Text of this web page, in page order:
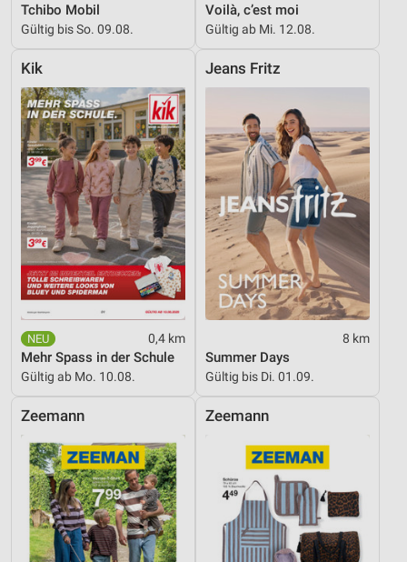
Tchibo Mobil
Gültig bis So. 09.08.
Voilà, c’est moi
Gültig ab Mi. 12.08.
Kik
0,4 km
Mehr Spass in der Schule
Gültig ab Mo. 10.08.
Jeans Fritz
8 km
Summer Days
Gültig bis Di. 01.09.
Zeemann Zeemann
Messung der Performance von Inhalten
Kombinationen von Daten aus verschiedenen
Quellen
Entwicklung und Verbesserung der Angebote
Verwendung reduzierter Daten zur Auswahl von
Inhalten
IAB-Besonderheiten:
Verwendung genauer Standortdaten
Geräte anhand von aktiv angeforderten
Informationen identifizieren
Nicht-IAB-Verarbeitungszwecke:
Notwendig
Performance
Funktional
Werbung